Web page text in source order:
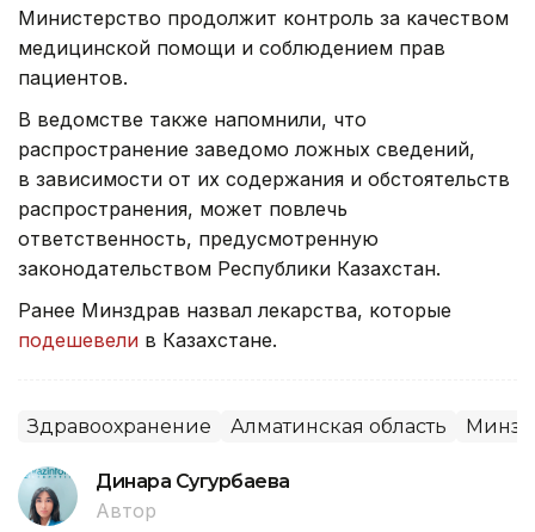
Министерство продолжит контроль за качеством
медицинской помощи и соблюдением прав
пациентов.
В ведомстве также напомнили, что
распространение заведомо ложных сведений,
в зависимости от их содержания и обстоятельств
распространения, может повлечь
ответственность, предусмотренную
законодательством Республики Казахстан.
Ранее Минздрав назвал лекарства, которые
подешевели в Казахстане.
Здравоохранение Алматинская область
Динара Сугурбаева
Автор